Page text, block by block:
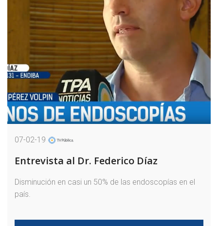
07-02-19
Entrevista al Dr. Federico Díaz
Disminución en casi un 50% de las endoscopías en el
país.